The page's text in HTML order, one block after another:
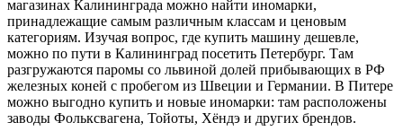
магазинах Калининграда можно найти иномарки,
принадлежащие самым различным классам и ценовым
категориям. Изучая вопрос, где купить машину дешевле,
можно по пути в Калининград посетить Петербург. Там
разгружаются паромы со львиной долей прибывающих в РФ
железных коней с пробегом из Швеции и Германии. В Питере
можно выгодно купить и новые иномарки: там расположены
заводы Фольксвагена, Тойоты, Хёндэ и других брендов.